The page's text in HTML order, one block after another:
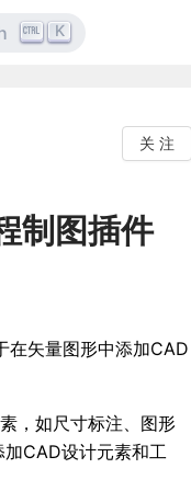
K
关 注
制图插件
矢量图形中添加CAD
，如尺寸标注、图形
CAD设计元素和工